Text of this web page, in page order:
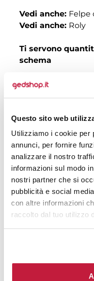
Questo sito web
Utilizziamo i cookie per
annunci, per fornire
analizzare il nostro
informazioni sul modo
nostri partner che si
pubblicità e social
con altre informazioni
raccolto dal tuo utilizzo
Vedi anche: Felpe
Vedi anche: Roly
Ti servono
schema
Quantità
30 €
50
100 €
500 €
1000 €